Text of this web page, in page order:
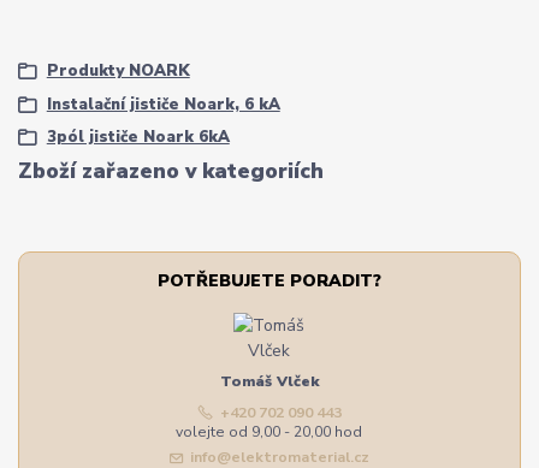
Zboží zařazeno v kategoriích
Produkty NOARK
Instalační jističe Noark, 6 kA
3pól jističe Noark 6kA
POTŘEBUJETE PORADIT?
Tomáš Vlček
+420 702 090 443
volejte od 9,00 - 20,00 hod
info@elektromaterial.cz